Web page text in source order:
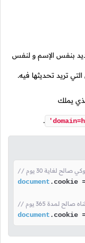
بنفس الإسم و لنفس
تريد تحديثها فيه.
يملك
.
صالح لغاية 30 يوم
document .cookie
لمدة 365 يوم
document .cookie